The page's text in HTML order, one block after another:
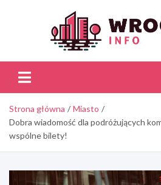
Strona główna
Miasto
Dobra wiadomość dla podróżujących
wspólne bilety!